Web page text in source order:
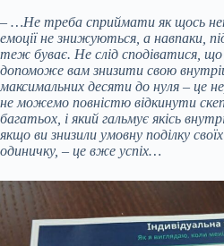
– …Не треба сприймати як щось
емоції не знижуються, а навпаки,
теж буває. Не слід сподіватися,
допоможе вам знизити свою
максимальних десяти до нуля – це
не можемо повністю відкинути
багатьох, і який гальмує якісь
якщо ви знизили умовну поділку
одиничку, – це вже успіх…